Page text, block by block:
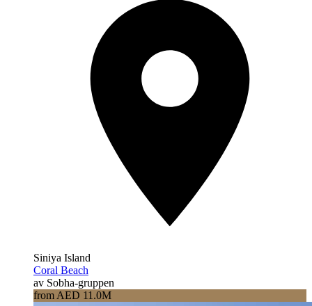
Siniya Island
Coral Beach
av Sobha-gruppen
from AED 11.0M